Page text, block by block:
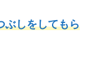
ぶしをしてもら